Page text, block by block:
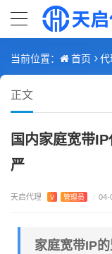
当前位置： 首页
正文
国内家庭宽带
严
天启代理 V 管理员 / 04-
家庭宽带IP